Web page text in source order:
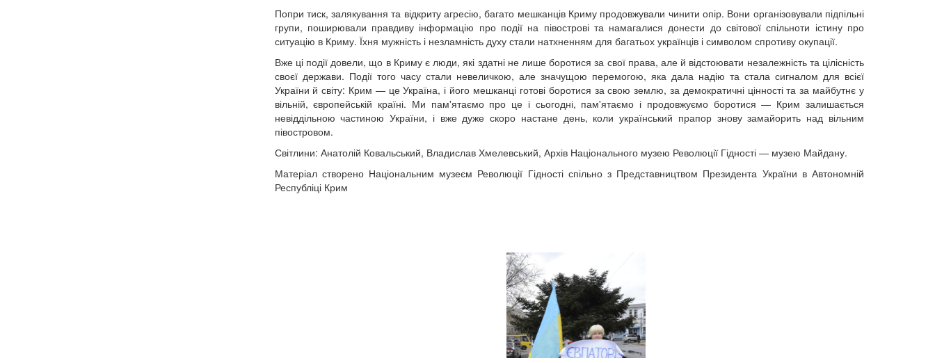
Попри тиск, залякування та відкриту агресію, багато мешканців Криму продовжували чинити опір. Вони організовували підпільні
групи, поширювали правдиву інформацію про події на півострові та намагалися донести до світової спільноти істину про
ситуацію в Криму. Їхня мужність і незламність духу стали натхненням для багатьох українців і символом спротиву окупації.
Вже ці події довели, що в Криму є люди, які здатні не лише боротися за свої права, але й відстоювати незалежність та цілісність
своєї держави. Події того часу стали невеличкою, але значущою перемогою, яка дала надію та стала сигналом для всієї
України й світу: Крим — це Україна, і його мешканці готові боротися за свою землю, за демократичні цінності та за майбутнє у
вільній, європейській країні. Ми пам'ятаємо про це і сьогодні, пам'ятаємо і продовжуємо боротися — Крим залишається
невіддільною частиною України, і вже дуже скоро настане день, коли український прапор знову замайорить над вільним
півостровом.
Світлини: Анатолій Ковальський, Владислав Хмелевський, Архів Національного музею Революції Гідності — музею Майдану.
Матеріал створено Національним музеєм Революції Гідності спільно з Представництвом Президента України в Автономній
Республіці Крим